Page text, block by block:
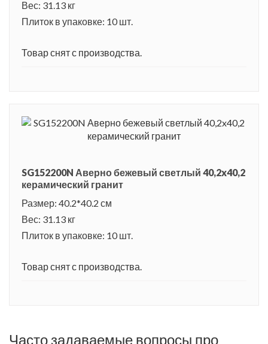
Вес: 31.13 кг
Плиток в упаковке: 10 шт.
Товар снят с производства.
SG152200N Аверно бежевый светлый 40,2x40,2
керамический гранит
Размер: 40.2*40.2 см
Вес: 31.13 кг
Плиток в упаковке: 10 шт.
Товар снят с производства.
Часто задаваемые вопросы про